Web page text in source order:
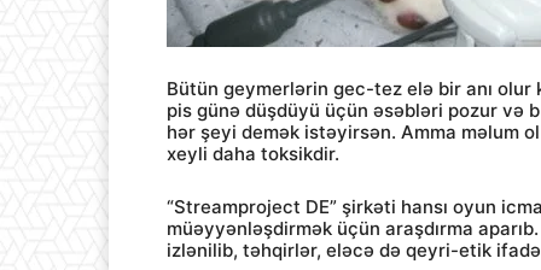
Bütün geymerlərin gec-tez elə bir anı
pis günə düşdüyü üçün əsəbləri pozur və
hər şeyi demək istəyirsən. Amma məlum
xeyli daha toksikdir.
“Streamproject DE” şirkəti hansı oyun
müəyyənləşdirmək üçün araşdırma
izlənilib, təhqirlər, eləcə də qeyri-etik